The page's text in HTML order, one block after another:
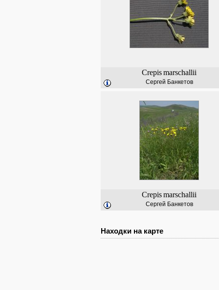
Crepismarschallii
Сергей Банкетов
Crepismarschallii
Сергей Банкетов
Находки на карте